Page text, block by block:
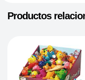
Productos